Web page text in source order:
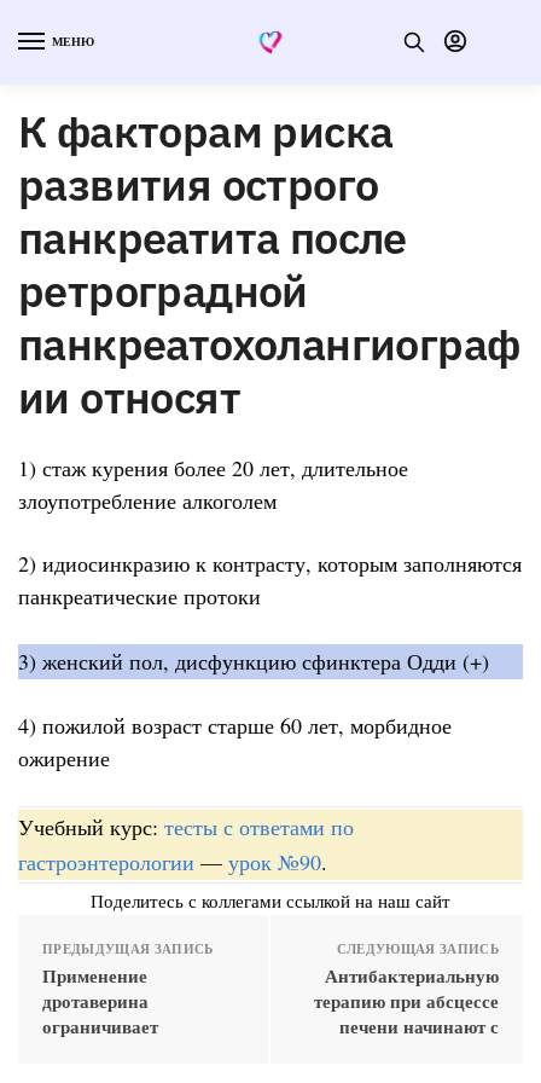
МЕНЮ
К факторам риска
развития острого
панкреатита после
ретроградной
панкреатохолангиограф
ии относят
1) стаж курения более 20 лет, длительное
злоупотребление алкоголем
2) идиосинкразию к контрасту, которым заполняются
панкреатические протоки
3) женский пол, дисфункцию сфинктера Одди (+)
4) пожилой возраст старше 60 лет, морбидное
ожирение
Учебный курс: тесты с ответами по
гастроэнтерологии — урок №90.
Поделитесь с коллегами ссылкой на наш сайт
ПРЕДЫДУЩАЯ ЗАПИСЬ
Применение
дротаверина
ограничивает
СЛЕДУЮЩАЯ ЗАПИСЬ
Антибактериальную
терапию при абсцессе
печени начинают с